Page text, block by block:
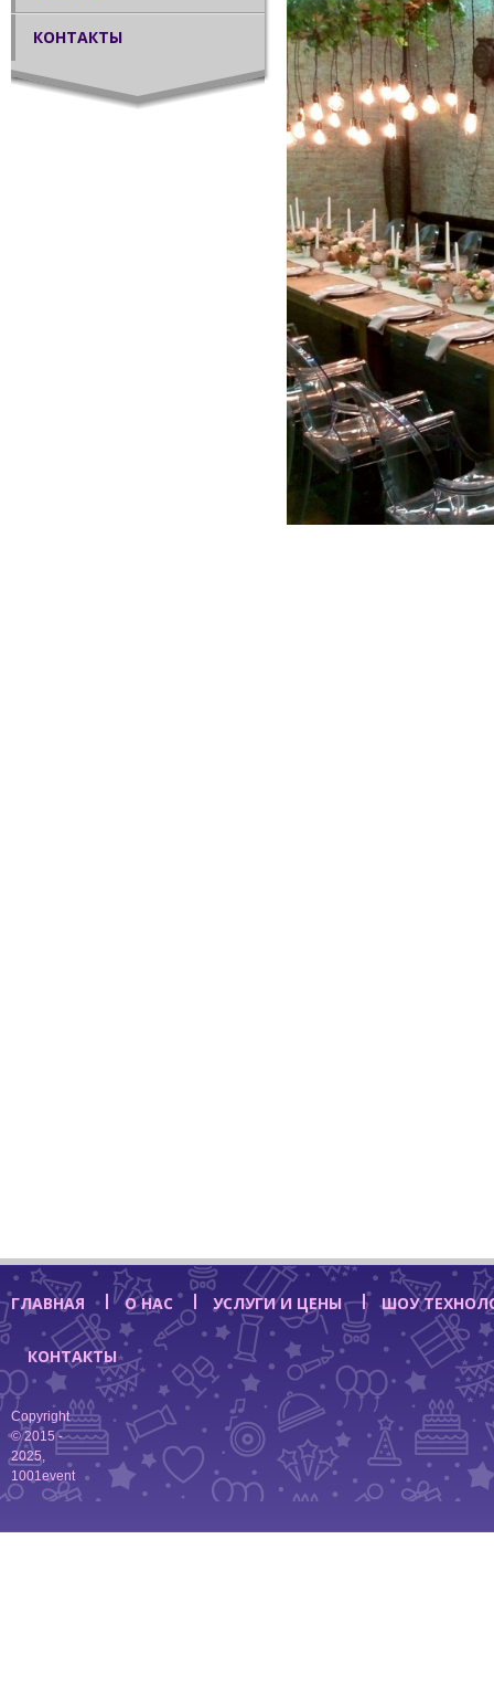
КОНТАКТЫ
ГЛАВНАЯ О НАС УСЛУГИ И ЦЕНЫ ШОУ
КОНТАКТЫ
Copyright
© 2015 -
2025,
1001event